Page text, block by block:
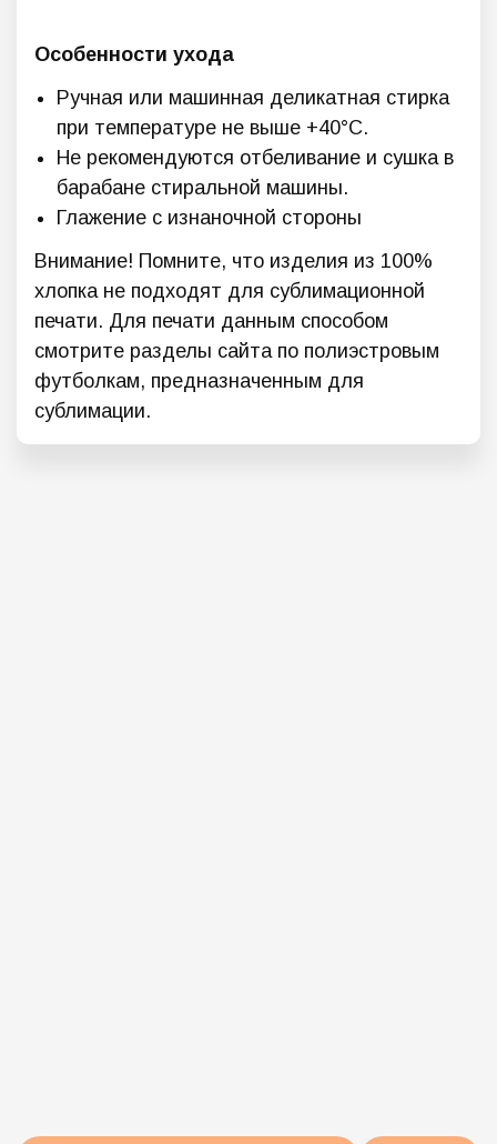
Особенности ухода
Ручная или машинная деликатная стирка
при температуре не выше +40°C.
Не рекомендуются отбеливание и сушка в
барабане стиральной машины.
Глажение с изнаночной стороны
Внимание! Помните, что изделия из 100%
хлопка не подходят для сублимационной
печати. Для печати данным способом
смотрите разделы сайта по полиэстровым
футболкам, предназначенным для
сублимации.